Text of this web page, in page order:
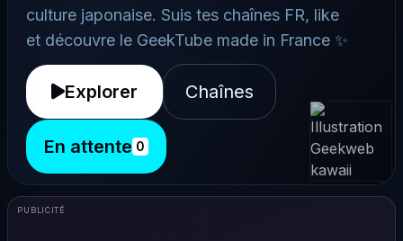
culture japonaise. Suis tes chaînes FR, like
et découvre le GeekTube made in France ✨
Explorer Chaînes
En attente 0
PUBLICITÉ